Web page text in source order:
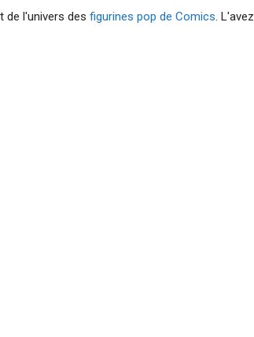
de l'univers des figurines pop de Comics. L'avez